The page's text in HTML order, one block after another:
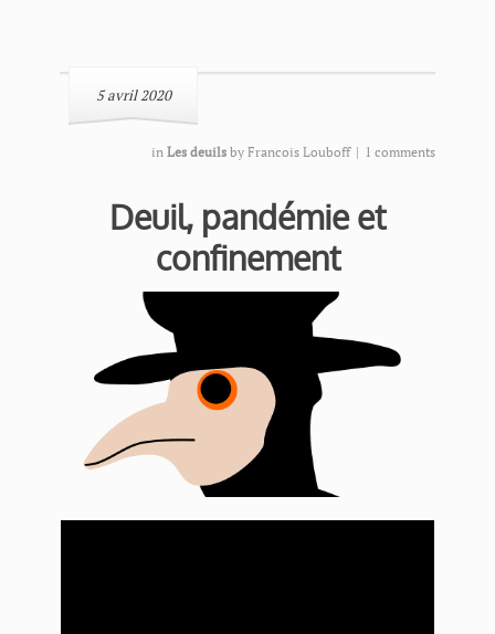
5 avril 2020
in Les deuils by Francois Louboff | 1 comments
Deuil, pandémie et
confinement